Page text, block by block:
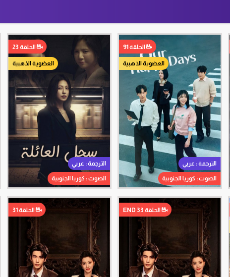
العضوية الذهبية
الترجمة : عربي
الصوت : كوريا الجنوبية
الحلقة 91
العضوية الذهبية
الترجمة : عربي
الصوت : كوريا الجنوبية
الحلقة 23
الحلقة 33 END الحلقة 31